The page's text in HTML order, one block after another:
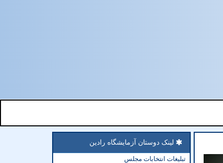
لینک دوستان آزمایشگاه رادین
تبلیغات انتخابات مجلس